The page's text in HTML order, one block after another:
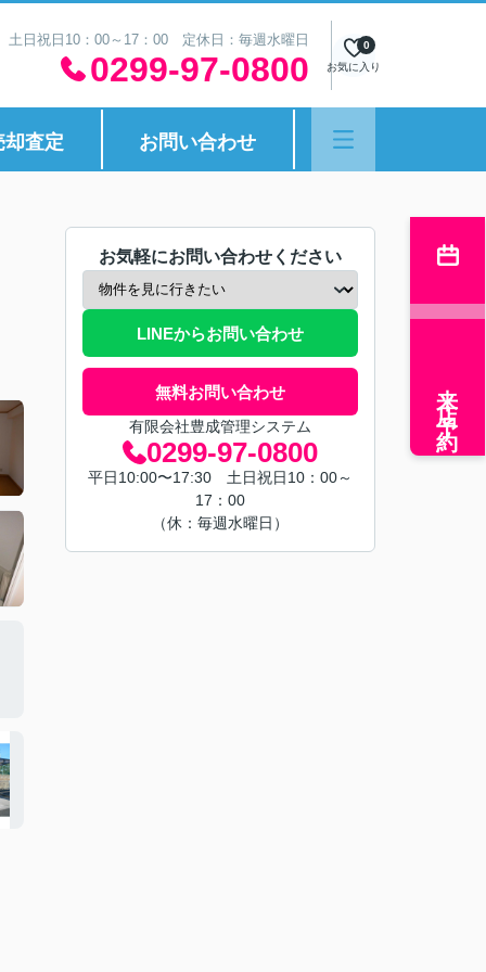
日祝日10：00～17：00 定休日：毎週水曜日
0299-97-0800 お気に入り
0
却査定 お問い合わせ
お気軽にお問い合わせください
LINEからお問い合わせ
無料お問い合わせ
有限会社豊成管理システム
0299-97-0800
平日10:00〜17:30 土日祝日10：00～
17：00
（休：毎週水曜日）
来店予約